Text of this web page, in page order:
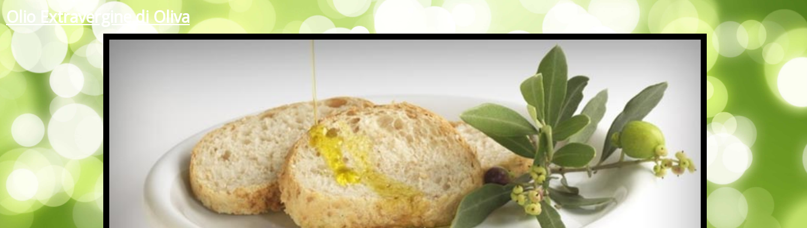
Olio Extravergine di Oliva